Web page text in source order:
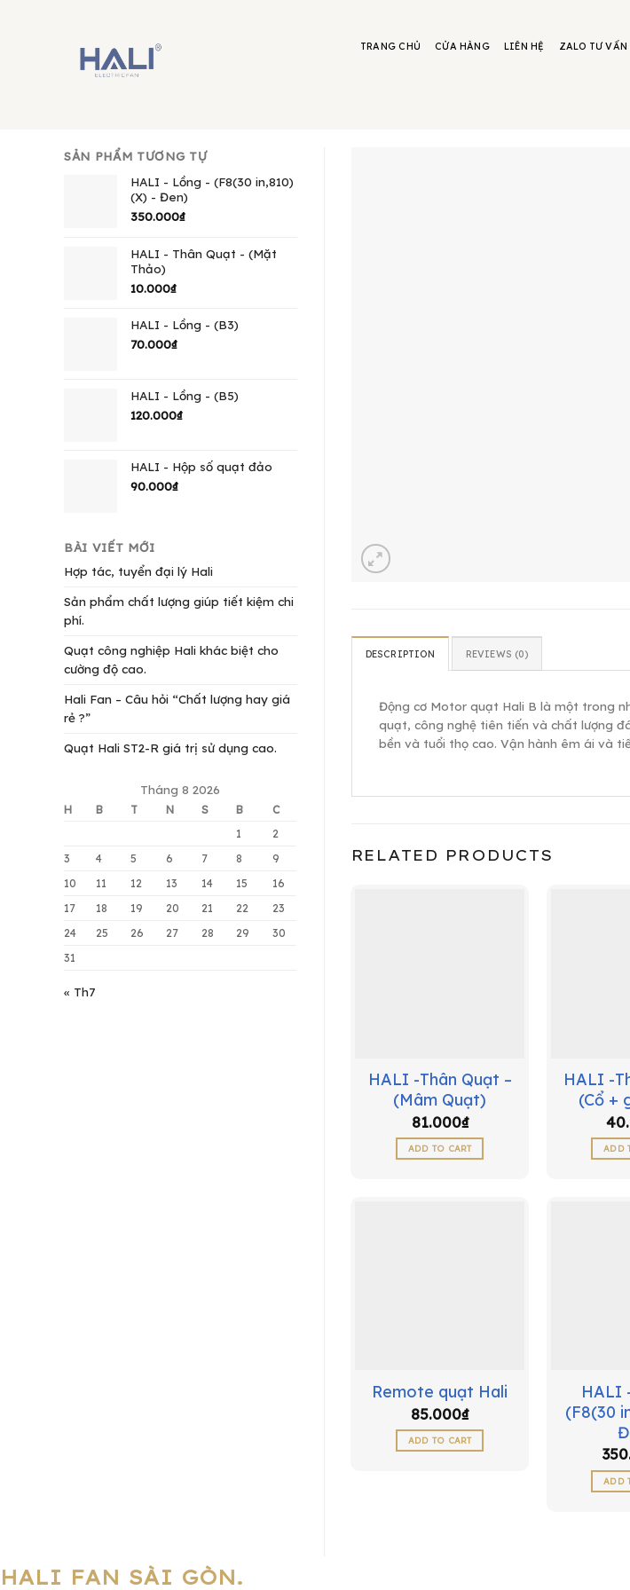
TRANG CHỦ CỬA HÀNG LIÊN HỆ ZALO TƯ VẤN
SẢN PHẨM TƯƠNG TỰ
HALI - Lồng - (F8(30 in,810)
(X) - Đen)
350.000₫
HALI - Thân Quạt - (Mặt
Thảo)
10.000₫
HALI - Lồng - (B3)
70.000₫
HALI - Lồng - (B5)
120.000₫
HALI - Hộp số quạt đảo
90.000₫
BÀI VIẾT MỚI
Hợp tác, tuyển đại lý Hali
Sản phẩm chất lượng giúp tiết kiệm chi
phí.
Quạt công nghiệp Hali khác biệt cho
cường độ cao.
Hali Fan – Câu hỏi “Chất lượng hay giá
rẻ ?”
Quạt Hali ST2-R giá trị sử dụng cao.
Tháng 8 2026
H B T N S B
C
1
2
3
4 5 6 7 8
9
10
11 12 13 14 15
16
17
18 19 20 21 22
23
24
25 26 27 28 29
30
31
« Th7
DESCRIPTION REVIEWS (0)
Động cơ Motor quạt Hali B là một trong
quạt, công nghệ tiên tiến và chất lượng
bền và tuổi thọ cao. Vận hành êm ái và
RELATED PRODUCTS
HALI -Thân Quạt –
(Mâm Quạt)
81.000₫
ADD TO CART
HALI -
(Cổ +
ADD
Remote quạt Hali
85.000₫
ADD TO CART
HALI
(F8(30
ADD
HALI FAN SÀI GÒN.